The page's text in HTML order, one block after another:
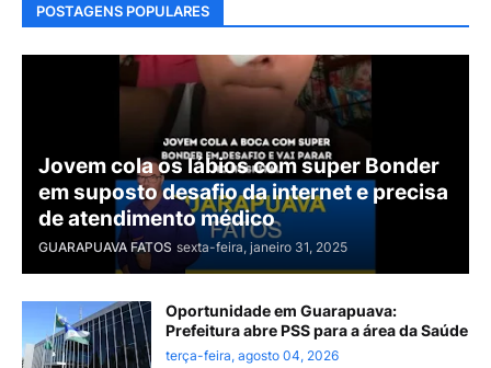
POSTAGENS POPULARES
Jovem cola os lábios com super Bonder
em suposto desafio da internet e precisa
de atendimento médico
GUARAPUAVA FATOS sexta-feira, janeiro 31, 2025
Oportunidade em Guarapuava:
Prefeitura abre PSS para a área da Saúde
terça-feira, agosto 04, 2026